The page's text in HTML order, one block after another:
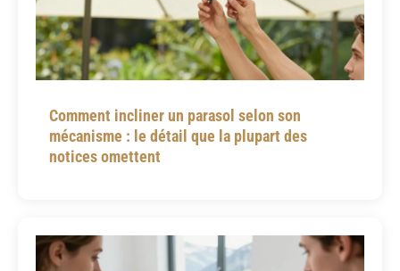
Comment incliner un parasol selon son
mécanisme : le détail que la plupart des
notices omettent